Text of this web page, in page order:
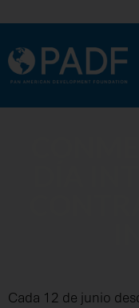
Cada 12 de junio